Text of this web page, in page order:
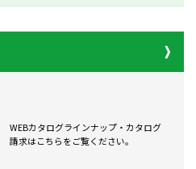
WEBカタログラインナップ・カタログ
請求はこちらをご覧ください。